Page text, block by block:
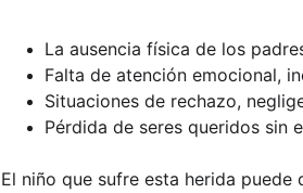
La ausencia física de los
Falta de atención emocional,
Situaciones de rechazo,
Pérdida de seres queridos sin
El niño que sufre esta herida